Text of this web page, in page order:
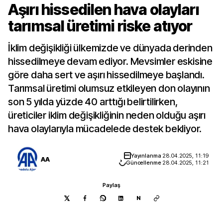
Aşırı hissedilen hava olayları
tarımsal üretimi riske atıyor
İklim değişikliği ülkemizde ve dünyada derinden
hissedilmeye devam ediyor. Mevsimler eskisine
göre daha sert ve aşırı hissedilmeye başlandı.
Tarımsal üretimi olumsuz etkileyen don olayının
son 5 yılda yüzde 40 arttığı belirtilirken,
üreticiler iklim değişikliğinin neden olduğu aşırı
hava olaylarıyla mücadelede destek bekliyor.
AA Yayınlanma 28.04.2025, 11:19
Güncellenme 28.04.2025, 11:21
Paylaş
N